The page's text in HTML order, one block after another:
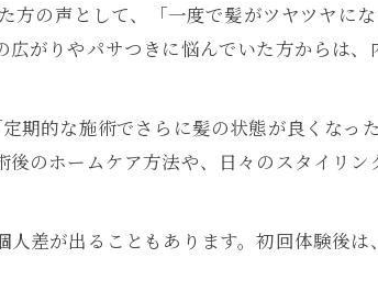
の声として、「一度で髪がツヤツヤに
がりやパサつきに悩んでいた方からは
期的な施術でさらに髪の状態が良くなっ
のホームケア方法や、日々のスタイリ
差が出ることもあります。初回体験後